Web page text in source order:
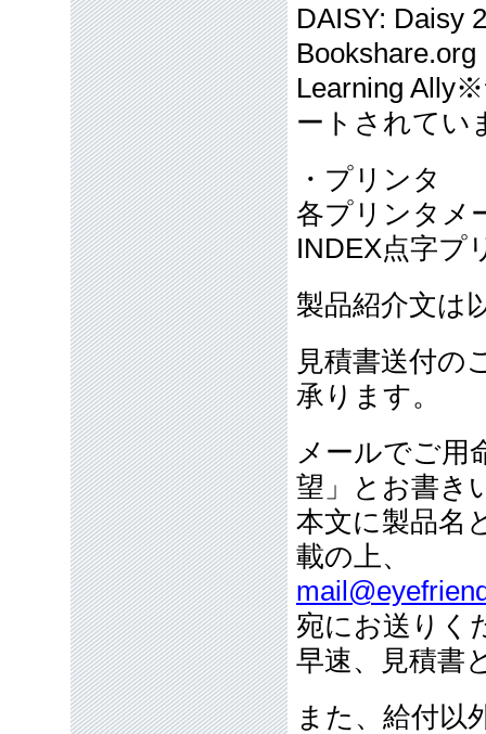
DAISY: Daisy
Learning
ートされてい
・プリンタ
各プリンタメ
INDEX点字
製品紹介文は
見積書送付の
承ります。
メールでご用
望」とお書き
本文に製品名
載の上、
宛にお送りく
早速、見積書
また、給付以